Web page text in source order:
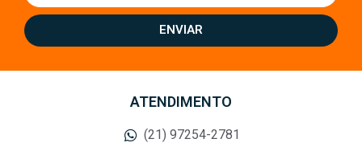
ENVIAR
ATENDIMENTO
(21) 97254-2781